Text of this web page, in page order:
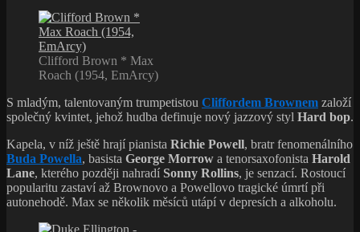
Clifford Brown * Max
Roach (1954, EmArcy)
S mladým, talentovaným trumpetistou Cliffordem Brownem založí
společný kvintet, jehož hudba definuje nový jazzový styl Hard bop.
Kapela, v níž ještě hrají pianista Richie Powell, bratr fenomenálního
Buda Powella, basista George Morrow a tenorsaxofonista Harold
Lane, kterého později nahradí Sonny Rollins, je senzací. Rostoucí
popularitu zastaví až Brownovo a Powellovo tragické úmrtí při
autonehodě. Max se několik měsíců utápí v depresích a alkoholu.